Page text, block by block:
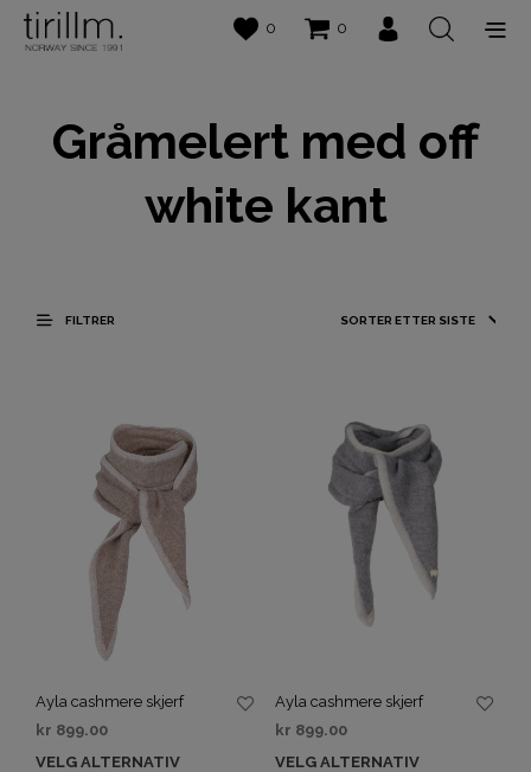
0 0
Gråmelert med off
white kant
FILTRER
Ayla cashmere skjerf
kr 899.00
VELG ALTERNATIV
Ayla cashmere skjerf
kr 899.00
VELG ALTERNATIV